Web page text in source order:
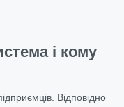
і кому
Відповідно